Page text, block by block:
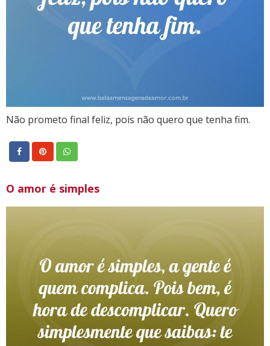
Não prometo final feliz, pois não quero que tenha fim.
O amor é simples